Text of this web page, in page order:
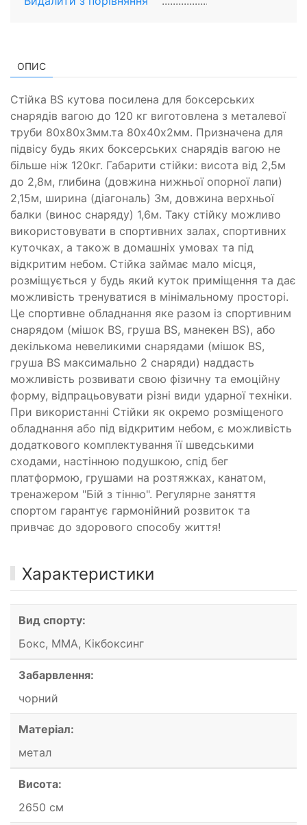
ОПИС
Стійка BS кутова посилена для боксерських
снарядів вагою до 120 кг виготовлена з металевої
труби 80х80х3мм.та 80х40х2мм. Призначена для
підвісу будь яких боксерських снарядів вагою не
більше ніж 120кг. Габарити стійки: висота від 2,5м
до 2,8м, глибина (довжина нижньої опорної лапи)
2,15м, ширина (діагональ) 3м, довжина верхньої
балки (винос снаряду) 1,6м. Таку стійку можливо
використовувати в спортивних залах, спортивних
куточках, а також в домашніх умовах та під
відкритим небом. Стійка займає мало місця,
розміщується у будь який куток приміщення та дає
можливість тренуватися в мінімальному просторі.
Це спортивне обладнання яке разом із спортивним
снарядом (мішок BS, груша BS, манекен BS), або
декількома невеликими снарядами (мішок BS,
груша BS максимально 2 снаряди) наддасть
можливість розвивати свою фізичну та емоційну
форму, відпрацьовувати різні види ударної техніки.
При використанні Стійки як окремо розміщеного
обладнання або під відкритим небом, є можливість
додаткового комплектування її шведськими
сходами, настінною подушкою, спід бег
платформою, грушами на розтяжках, канатом,
тренажером "Бій з тінню". Регулярне заняття
спортом гарантує гармонійний розвиток та
привчає до здорового способу життя!
Характеристики
Вид спорту:
Бокс, ММА, Кікбоксинг
Забарвлення:
чорний
Матеріал:
метал
Висота:
2650 см